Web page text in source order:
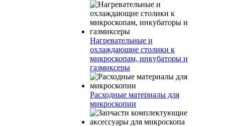
Нагревательные и
охлаждающие столики к
микроскопам, инкубаторы и
газмиксеры
Расходные материалы для
микроскопии